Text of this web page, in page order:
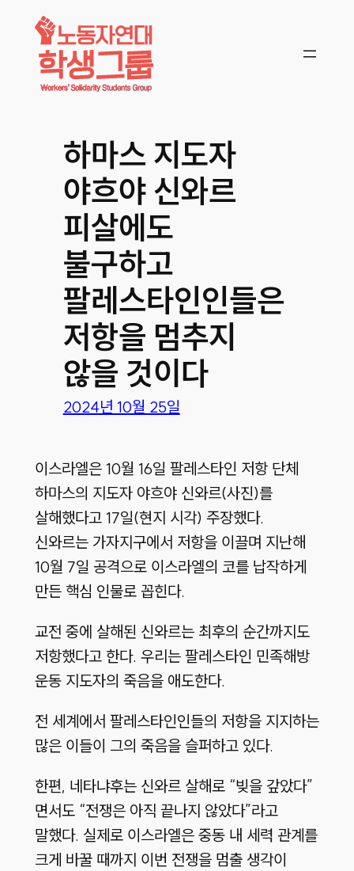
콘텐츠로
바로가기
하마스 지도자
야흐야 신와르
피살에도
불구하고
팔레스타인인들은
저항을 멈추지
않을 것이다
2024년 10월 25일
이스라엘은 10월 16일 팔레스타인 저항 단체
하마스의 지도자 야흐야 신와르(사진)를
살해했다고 17일(현지 시각) 주장했다.
신와르는 가자지구에서 저항을 이끌며 지난해
10월 7일 공격으로 이스라엘의 코를 납작하게
만든 핵심 인물로 꼽힌다.
교전 중에 살해된 신와르는 최후의 순간까지도
저항했다고 한다. 우리는 팔레스타인 민족해방
운동 지도자의 죽음을 애도한다.
전 세계에서 팔레스타인인들의 저항을 지지하는
많은 이들이 그의 죽음을 슬퍼하고 있다.
한편, 네타냐후는 신와르 살해로 “빚을 갚았다”
면서도 “전쟁은 아직 끝나지 않았다”라고
말했다. 실제로 이스라엘은 중동 내 세력 관계를
크게 바꿀 때까지 이번 전쟁을 멈출 생각이